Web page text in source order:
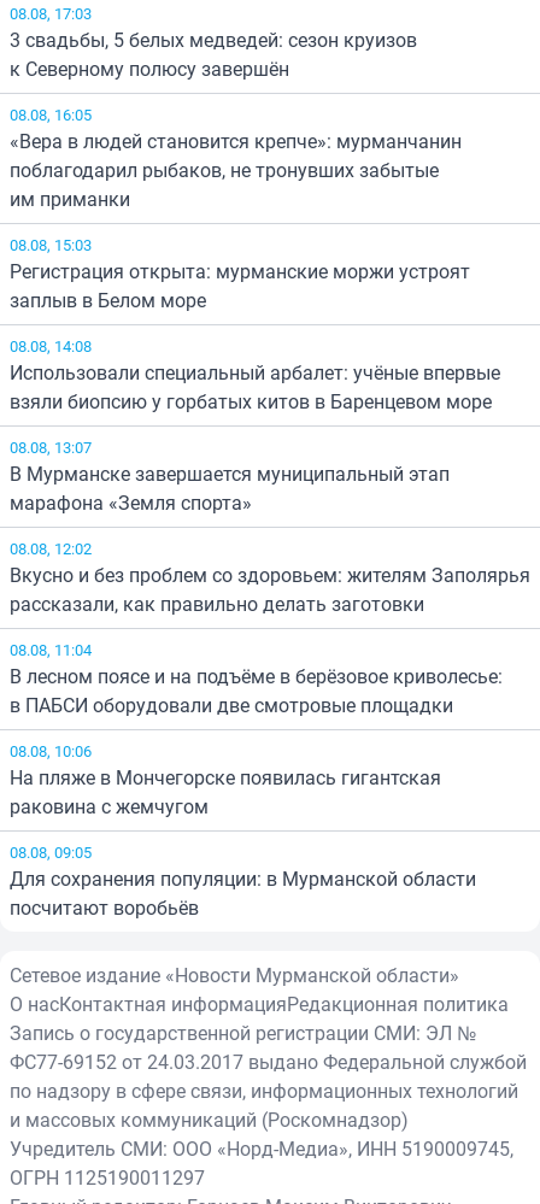
08.08, 17:03
3 свадьбы, 5 белых медведей: сезон круизов
к Северному полюсу завершён
08.08, 16:05
«Вера в людей становится крепче»: мурманчанин
поблагодарил рыбаков, не тронувших забытые
им приманки
08.08, 15:03
Регистрация открыта: мурманские моржи устроят
заплыв в Белом море
08.08, 14:08
Использовали специальный арбалет: учёные впервые
взяли биопсию у горбатых китов в Баренцевом море
08.08, 13:07
В Мурманске завершается муниципальный этап
марафона «Земля спорта»
08.08, 12:02
Вкусно и без проблем со здоровьем: жителям Заполярья
рассказали, как правильно делать заготовки
08.08, 11:04
В лесном поясе и на подъёме в берёзовое криволесье:
в ПАБСИ оборудовали две смотровые площадки
08.08, 10:06
На пляже в Мончегорске появилась гигантская
раковина с жемчугом
08.08, 09:05
Для сохранения популяции: в Мурманской области
посчитают воробьёв
Сетевое издание «Новости Мурманской области»
О насКонтактная информацияРедакционная политика
Запись о государственной регистрации СМИ: ЭЛ №
ФС77-69152 от 24.03.2017 выдано Федеральной службой
по надзору в сфере связи, информационных технологий
и массовых коммуникаций (Роскомнадзор)
Учредитель СМИ: ООО «Норд-Медиа», ИНН 5190009745,
ОГРН 1125190011297